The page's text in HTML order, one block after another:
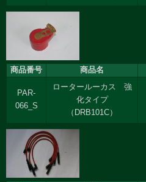
商品番号 商品名
PAR-
066_S
ロータールーカス 強
化タイプ
（DRB101C）